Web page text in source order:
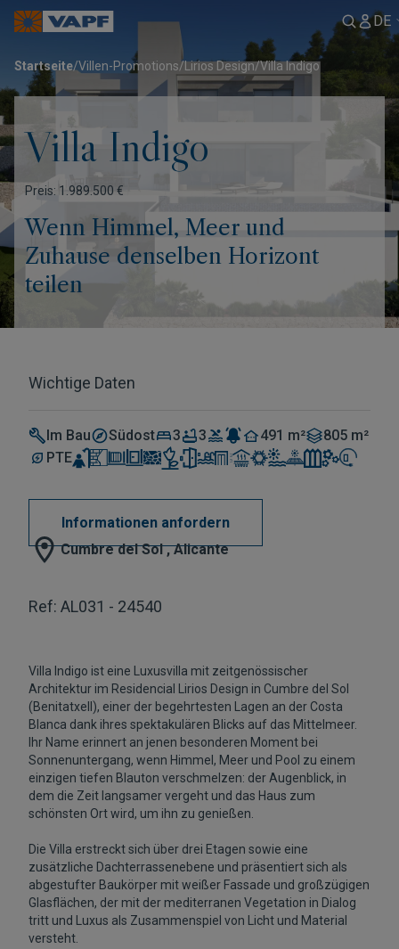
DE
Startseite/Villen-Promotions/Lirios Design/Villa Indigo
Villa Indigo
Preis: 1.989.500 €
Wenn Himmel, Meer und
Zuhause denselben Horizont
teilen
Wichtige Daten
Im Bau Südost 3 3 491 m²
805 m²
PTE
Informationen anfordern
Cumbre del Sol , Alicante
Ref: AL031 - 24540
Villa Indigo ist eine Luxusvilla mit zeitgenössischer
Architektur im Residencial Lirios Design in Cumbre del Sol
(Benitatxell), einer der begehrtesten Lagen an der Costa
Blanca dank ihres spektakulären Blicks auf das Mittelmeer.
Ihr Name erinnert an jenen besonderen Moment bei
Sonnenuntergang, wenn Himmel, Meer und Pool zu einem
einzigen tiefen Blauton verschmelzen: der Augenblick, in
dem die Zeit langsamer vergeht und das Haus zum
schönsten Ort wird, um ihn zu genießen.
Die Villa erstreckt sich über drei Etagen sowie eine
zusätzliche Dachterrassenebene und präsentiert sich als
abgestufter Baukörper mit weißer Fassade und großzügigen
Glasflächen, der mit der mediterranen Vegetation in Dialog
tritt und Luxus als Zusammenspiel von Licht und Material
versteht.